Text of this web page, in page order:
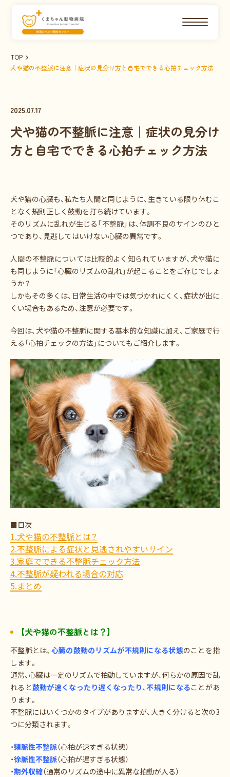
TOP
犬や猫の不整脈に注意｜症状の見分け方と自宅でできる心拍チェック方法
2025.07.17
犬や猫の不整脈に注意｜症状の見分け
方と自宅でできる心拍チェック方法
犬や猫の心臓も、私たち人間と同じように、生きている限り休むこ
となく規則正しく鼓動を打ち続けています。
そのリズムに乱れが生じる「不整脈」は、体調不良のサインのひと
つであり、見逃してはいけない心臓の異常です。
人間の不整脈については比較的よく知られていますが、犬や猫に
も同じように「心臓のリズムの乱れ」が起こることをご存じでしょ
うか？
しかもその多くは、日常生活の中では気づかれにくく、症状が出に
くい場合もあるため、注意が必要です。
今回は、犬や猫の不整脈に関する基本的な知識に加え、ご家庭で行
える「心拍チェックの方法」についてもご紹介します。
■目次
1.犬や猫の不整脈とは？
2.不整脈による症状と見逃されやすいサイン
3.家庭でできる不整脈チェック方法
4.不整脈が疑われる場合の対応
5.まとめ
【犬や猫の不整脈とは？】
不整脈とは、 心臓の鼓動のリズムが不規則になる状態のことを指
します。
通常、心臓は一定のリズムで拍動していますが、何らかの原因で乱
れると鼓動が速くなったり遅くなったり、不規則になることがあ
ります。
不整脈にはいくつかのタイプがありますが、大きく分けると次の3
つに分類されます。
・頻脈性不整脈（心拍が速すぎる状態）
・徐脈性不整脈（心拍が遅すぎる状態）
・期外収縮（通常のリズムの途中に異常な拍動が入る）